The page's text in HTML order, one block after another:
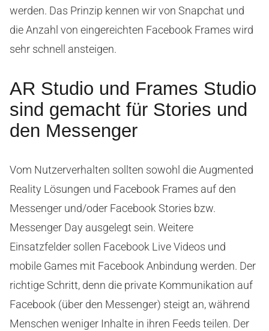
werden. Das Prinzip kennen wir von Snapchat und
die Anzahl von eingereichten Facebook Frames wird
sehr schnell ansteigen.
AR Studio und Frames Studio
sind gemacht für Stories und
den Messenger
Vom Nutzerverhalten sollten sowohl die Augmented
Reality Lösungen und Facebook Frames auf den
Messenger und/oder Facebook Stories bzw.
Messenger Day ausgelegt sein. Weitere
Einsatzfelder sollen Facebook Live Videos und
mobile Games mit Facebook Anbindung werden. Der
richtige Schritt, denn die private Kommunikation auf
Facebook (über den Messenger) steigt an, während
Menschen weniger Inhalte in ihren Feeds teilen. Der